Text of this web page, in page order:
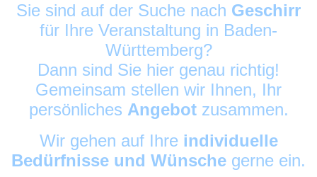
Sie sind auf der Suche nach Geschirr
für Ihre Veranstaltung in Baden-
Württemberg?
Dann sind Sie hier genau richtig!
Gemeinsam stellen wir Ihnen, Ihr
persönliches Angebot zusammen.
Wir gehen auf Ihre individuelle
Bedürfnisse und Wünsche gerne ein.